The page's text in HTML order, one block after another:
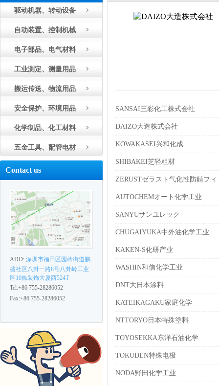
驱动机器、转动设备
自动装置、控制机械
电子部品、电气材料
工业测定、测量用品
搬运传送、物流用品
安全保护、环境用品
化学制品、化工材料
五金工具、配管电材
Contact us
ADD: 深圳市福田区园岭街道鹏
盛社区八卦一路8号八卦岭工业
区10栋装饰大厦西524T
Tel:+86 755-28286052
Fax:+86 755-28286052
SANSAI三彩化工株式会社
DAIZO大造株式会社
KOWAKASEI兴和化成
SHIBAKEI芝轻粗材
ZERUSTゼラスト气化性防錆フィ
AUTOCHEMオート化学工业
SANYUサンユレック
CHUGAIYUKA中外油化学工业
KAKEN-S化研产业
WASHIN和信化学工业
DNT大日本涂料
KATEIKAGAKU家庭化学
NTTORYO日本特殊塗料
TOYOSEKKA东洋石油化学
TOKUDEN特殊电极
NODA野田化学工业